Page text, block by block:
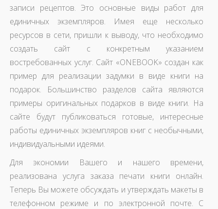
записи рецептов. Это основные виды работ для
единичных экземпляров. Имея еще несколько
ресурсов в сети, пришли к выводу, что необходимо
создать сайт с конкретным указанием
востребованных услуг. Сайт «ONEBOOK» создан как
пример для реализации задумки в виде книги на
подарок. Большинство разделов сайта являются
примеры оригинальных подарков в виде книги. На
сайте будут публиковаться готовые, интересные
работы единичных экземпляров книг с необычными,
индивидуальными идеями.
Для экономии Вашего и нашего времени,
реализована услуга заказа печати книги онлайн.
Теперь Вы можете обсуждать и утверждать макеты в
телефонном режиме и по электронной почте. С